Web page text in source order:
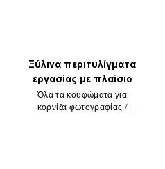
Ξύλινα περιτυλίγματα
εργασίας με πλαίσιο
Όλα τα κουφώματα για
κορνίζα φωτογραφίας /